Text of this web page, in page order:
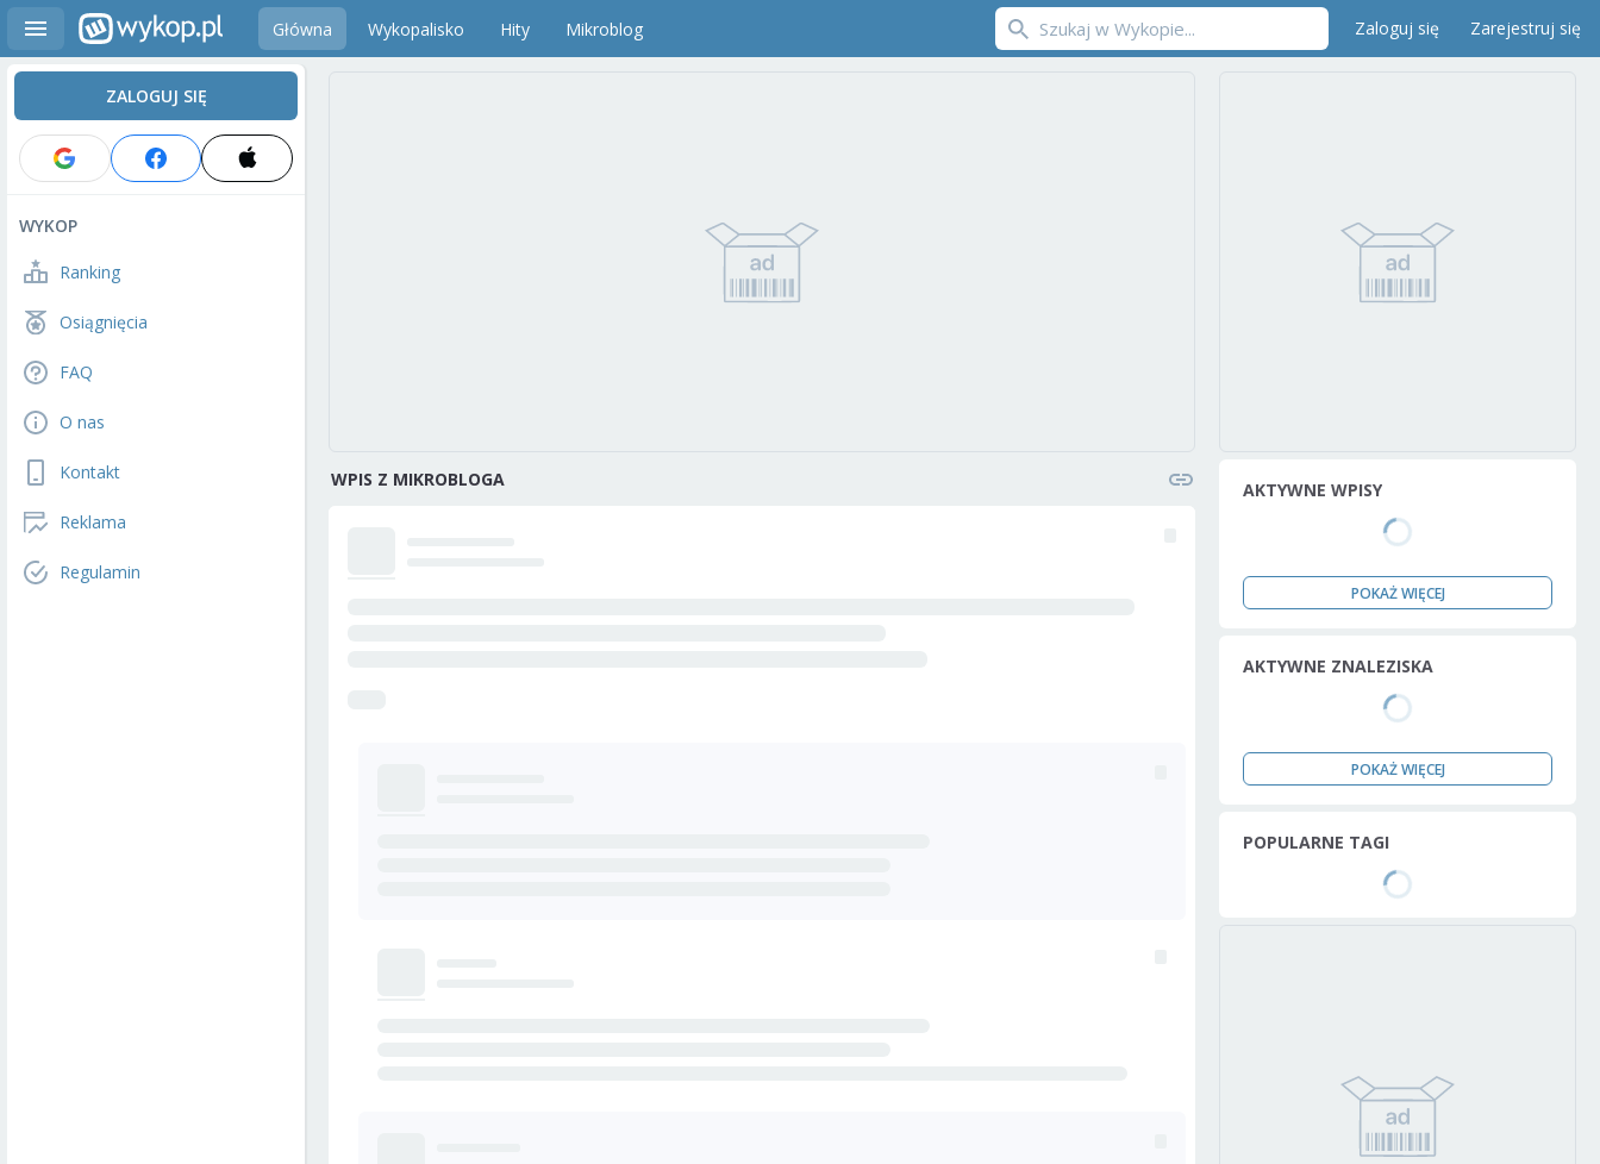
Główna Wykopalisko Hity Mikroblog Zaloguj się Zarejestruj się
ZALOGUJ SIĘ
WYKOP
Ranking
Osiągnięcia
FAQ
O nas
Kontakt
Reklama
Regulamin
WPIS Z MIKROBLOGA AKTYWNE WPISY
POKAŻ WIĘCEJ
AKTYWNE ZNALEZISKA
POKAŻ WIĘCEJ
POPULARNE TAGI